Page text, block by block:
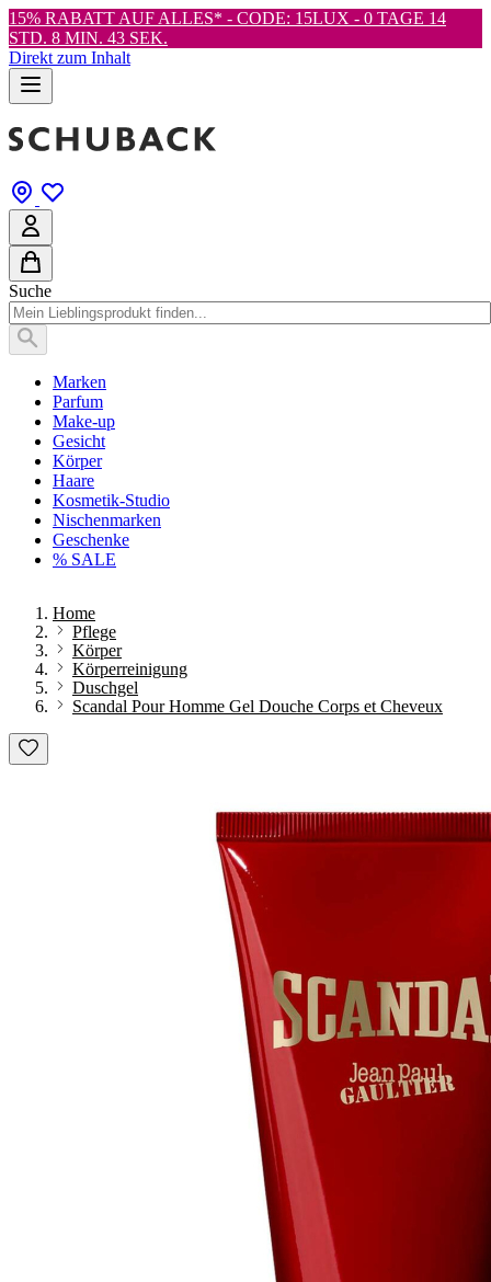
15% RABATT AUF ALLES* - CODE: 15LUX - 0 TAGE 14
STD. 8 MIN. 42 SEK.
Direkt zum Inhalt
Suche
Marken
Parfum
Make-up
Gesicht
Körper
Haare
Kosmetik-Studio
Nischenmarken
Geschenke
% SALE
Home
Pflege
Körper
Körperreinigung
Duschgel
Scandal Pour Homme Gel Douche Corps et Cheveux